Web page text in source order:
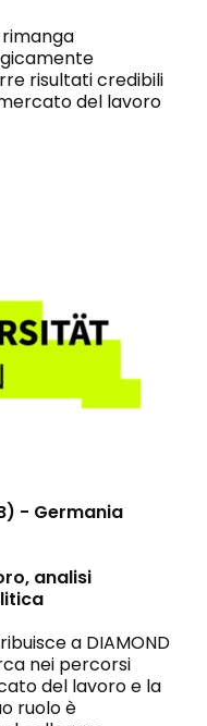
rimanga
risultati credibili
del lavoro
- Germania
analisi
a DIAMOND
nei percorsi
del lavoro e la
ruolo è